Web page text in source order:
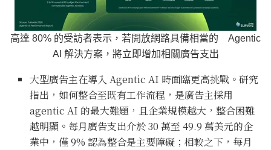
高達 80% 的受訪者表示，若開放網路具備相當的 Agentic
AI 解決方案，將立即增加相關廣告支出
大型廣告主在導入 Agentic AI 時面臨更高挑戰。研究
指出，如何整合至既有工作流程，是廣告主採用
agentic AI 的最大難題，且企業規模越大，整合困難
越明顯。每月廣告支出介於 30 萬至 49.9 萬美元的企
業中，僅 9% 認為整合是主要障礙；相較之下，每月